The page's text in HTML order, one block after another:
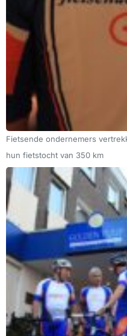
Fietsende ondernemers
hun fietstocht van 350 km